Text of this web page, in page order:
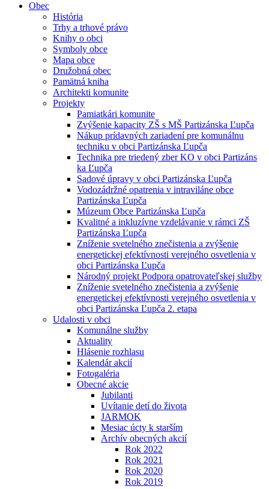
Obec
História
Trhy a trhové právo
Knihy o obci
Symboly obce
Mapa obce
Družobná obec
Pamätná kniha
Architekti komunite
Projekty
Pamiatkári komunite
Zvýšenie kapacity ZŠ s MŠ Partizánska Ľupča
Nákup prídavných zariadení pre komunálnu
techniku v obci Partizánska Ľupča
Technika pre triedený zber KO v obci Partizáns
ka Ľupča
Sadové úpravy v obci Partizánska Ľupča
Vodozádržné opatrenia v intraviláne obce
Partizánska Ľupča
Múzeum Obce Partizánska Ľupča
Kvalitné a inkluzívne vzdelávanie v rámci ZŠ
Partizánska Ľupča
Zníženie svetelného znečistenia a zvýšenie
energetickej efektívnosti verejného osvetlenia v
obci Partizánska Ľupča
Národný projekt Podpora opatrovateľskej služby
Zníženie svetelného znečistenia a zvýšenie
energetickej efektívnosti verejného osvetlenia v
obci Partizánska Ľupča 2. etapa
Udalosti v obci
Komunálne služby
Aktuality
Hlásenie rozhlasu
Kalendár akcií
Fotogaléria
Obecné akcie
Jubilanti
Uvítanie detí do života
JARMOK
Mesiac úcty k starším
Archív obecných akcií
Rok 2022
Rok 2021
Rok 2020
Rok 2019